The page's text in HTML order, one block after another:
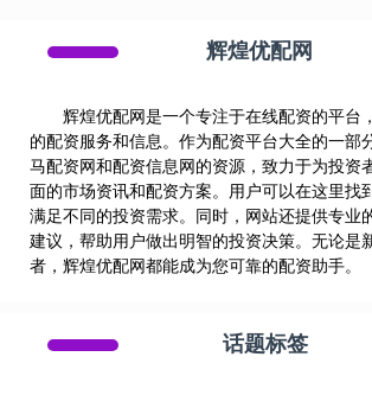
辉煌优配网
辉煌优配网是一个专注于在线配资的平台
的配资服务和信息。作为配资平台大全的一部
马配资网和配资信息网的资源，致力于为投资
面的市场资讯和配资方案。用户可以在这里找
满足不同的投资需求。同时，网站还提供专业
建议，帮助用户做出明智的投资决策。无论是
者，辉煌优配网都能成为您可靠的配资助手。
话题标签